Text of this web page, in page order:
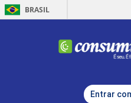
BRASIL
Entrar